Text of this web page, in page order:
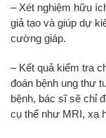
– Xét nghiệm hữu
giả tạo và giúp dự
cường giáp.
– Kết quả kiểm tra
đoán bệnh ung thư
bệnh, bác sĩ sẽ chỉ
cụ thể như MRI, xạ